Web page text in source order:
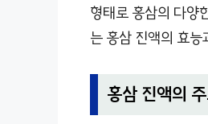
형태로 홍삼의 다양
는 홍삼 진액의 효
홍삼 진액의